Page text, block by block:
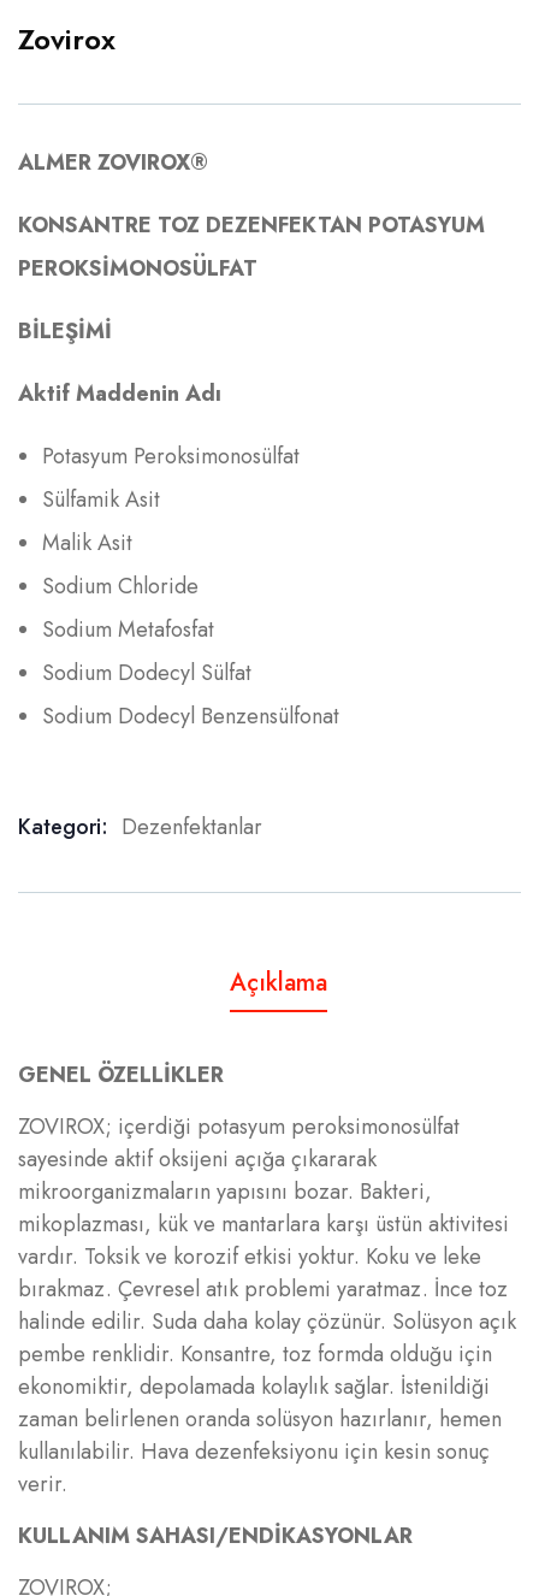
Zovirox
ALMER ZOVIROX®
KONSANTRE TOZ DEZENFEKTAN POTASYUM
PEROKSİMONOSÜLFAT
BİLEŞİMİ
Aktif Maddenin Adı
Potasyum Peroksimonosülfat
Sülfamik Asit
Malik Asit
Sodium Chloride
Sodium Metafosfat
Sodium Dodecyl Sülfat
Sodium Dodecyl Benzensülfonat
Kategori: Dezenfektanlar
Açıklama
GENEL ÖZELLİKLER
ZOVIROX; içerdiği potasyum peroksimonosülfat
sayesinde aktif oksijeni açığa çıkararak
mikroorganizmaların yapısını bozar. Bakteri,
mikoplazması, kük ve mantarlara karşı üstün aktivitesi
vardır. Toksik ve korozif etkisi yoktur. Koku ve leke
bırakmaz. Çevresel atık problemi yaratmaz. İnce toz
halinde edilir. Suda daha kolay çözünür. Solüsyon açık
pembe renklidir. Konsantre, toz formda olduğu için
ekonomiktir, depolamada kolaylık sağlar. İstenildiği
zaman belirlenen oranda solüsyon hazırlanır, hemen
kullanılabilir. Hava dezenfeksiyonu için kesin sonuç
verir.
KULLANIM SAHASI/ENDİKASYONLAR
ZOVIROX;